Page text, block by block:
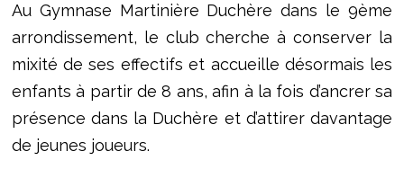
Au Gymnase Martinière Duchère dans le 9ème
arrondissement, le club cherche à conserver la
mixité de ses effectifs et accueille désormais les
enfants à partir de 8 ans, afin à la fois d’ancrer sa
présence dans la Duchère et d’attirer davantage
de jeunes joueurs.